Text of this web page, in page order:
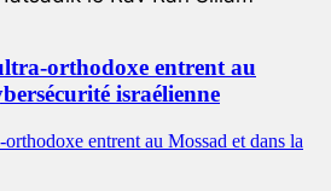
orthodoxe entrent au
israélienne